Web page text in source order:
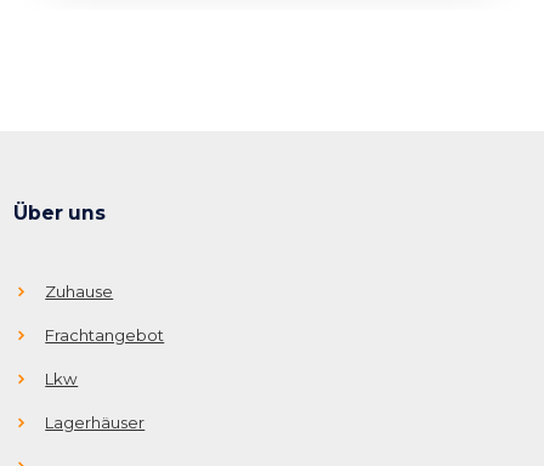
Über uns
Zuhause
Frachtangebot
Lkw
Lagerhäuser